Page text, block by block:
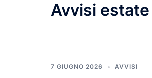
Avvisi
7 GIUGNO 2026 AVVISI